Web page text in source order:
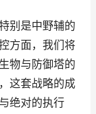
别是中野辅的
方面，我们将
物与防御塔的
这套战略的成
绝对的执行